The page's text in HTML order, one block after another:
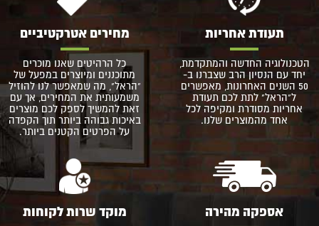
תעודת אחריות
הטכנולוגיה החדשה והמתקדמת,
יחד עם הנסיון הרב שצברנו ב-
50 השנים האחרונות, מאפשרים
ל"הראל" לתת לכם תעודת
אחריות מסודרת ומקיפה לכל
אחד מהמוצרים שלנו.
מחירים אטרקטיביים
כל הרהיטים שאנו מוכרים
מתוכננים ומיוצרים במפעל של
"הראל", מה שמאפשר לנו להוזיל
משמעותית את המחירים, אך עם
זאת להמשיך לספק לכם מוצרים
באיכות גבוהה ביותר תוך הקפדה
על הפרטים הקטנים ביותר.
אספקה מהירה מוקד שרות לקוחות